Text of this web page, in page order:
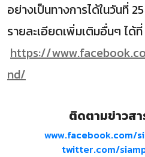
อย่างเป็นทางการได้ในวันที่
รายละเอียดเพิ่มเติมอื่นๆ ได้ที่
https://
nd/
ติดตามข่าวส
www.facebook.com/
twitter.com/